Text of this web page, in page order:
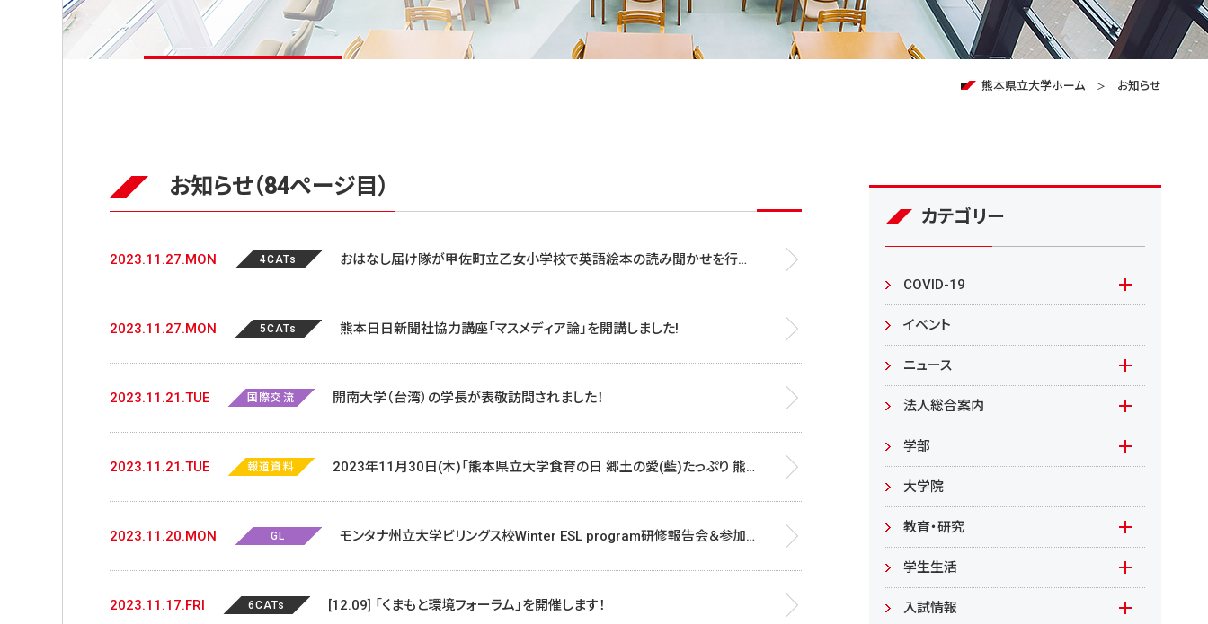
熊本県立大学ホーム お知らせ
お知らせ（84ページ目）
おはなし届け隊が甲佐町立乙女小学校で英語絵本の読み聞かせを行い
2023.11.27.MON 4CATs
熊本日日新聞社協力講座「マスメディア論」を開講しました!
2023.11.27.MON 5CATs
開南大学（台湾）の学長が表敬訪問されました！
2023.11.21.TUE 国際交流
2023年11月30日(木)「熊本県立大学食育の日 郷土の愛(藍)たっぷり 熊
2023.11.21.TUE 報道資料
モンタナ州立大学ビリングス校Winter ESL program研修報告会＆参加
2023.11.20.MON GL
[12.09] 「くまもと環境フォーラム」を開催します！
2023.11.17.FRI 6CATs
カテゴリー
COVID-19
本学の対応
在学生の皆様へ
来学される皆様へ
イベント
ニュース
報道資料
基本情報
法人総合案内
入札情報
教職員募集
教職員募集（教員）
学部
文学部
日文
英米
大学院
教育・研究
教育
地域連携型学生研究(旧学生GP)
学生生活
在学生の方へ
入試情報